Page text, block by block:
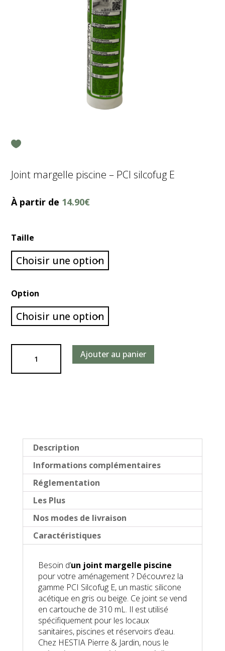
Joint margelle piscine – PCI silcofug E
À partir de 14.90€
Taille
Option
Joint
silcofug
Ajouter au panier
Description
Informations complémentaires
Réglementation
Les Plus
Nos modes de livraison
Caractéristiques
Besoin d’un joint margelle piscine
pour votre aménagement ? Découvrez la
gamme PCI Silcofug E, un mastic silicone
acétique en gris ou beige. Ce joint se vend
en cartouche de 310 mL. Il est utilisé
spécifiquement pour les locaux
sanitaires, piscines et réservoirs d’eau.
Chez HESTIA Pierre & Jardin, nous le